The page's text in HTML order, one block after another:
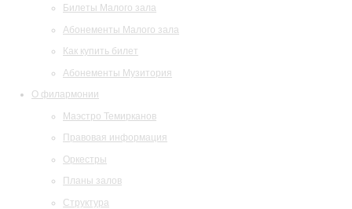
Билеты Малого зала
Абонементы Малого зала
Как купить билет
Абонементы Музитория
О филармонии
Маэстро Темирканов
Правовая информация
Оркестры
Планы залов
Структура